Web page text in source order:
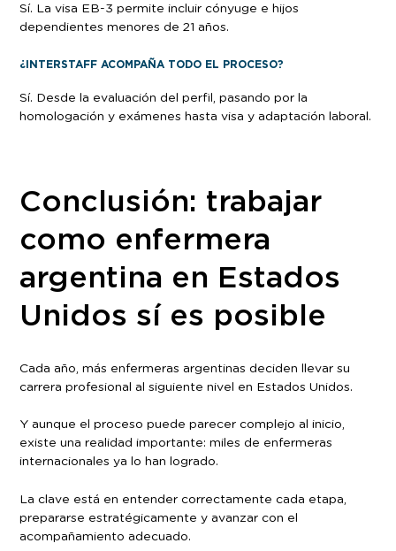
Sí. La visa EB-3 permite incluir cónyuge e hijos
dependientes menores de 21 años.
¿INTERSTAFF ACOMPAÑA TODO EL PROCESO?
Sí. Desde la evaluación del perfil, pasando por la
homologación y exámenes hasta visa y adaptación laboral.
Conclusión: trabajar
como enfermera
argentina en Estados
Unidos sí es posible
Cada año, más enfermeras argentinas deciden llevar su
carrera profesional al siguiente nivel en Estados Unidos.
Y aunque el proceso puede parecer complejo al inicio,
existe una realidad importante: miles de enfermeras
internacionales ya lo han logrado.
La clave está en entender correctamente cada etapa,
prepararse estratégicamente y avanzar con el
acompañamiento adecuado.